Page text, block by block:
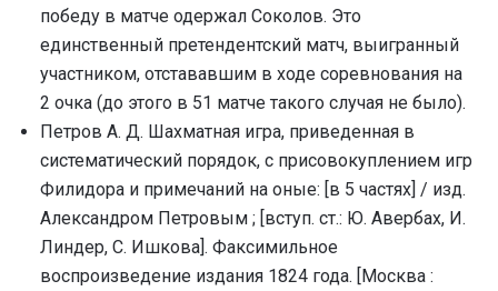
победу в матче одержал Соколов. Это
единственный претендентский матч, выигранный
участником, отстававшим в ходе соревнования на
2 очка (до этого в 51 матче такого случая не было).
Петров А. Д. Шахматная игра, приведенная в
систематический порядок, с присовокуплением игр
Филидора и примечаний на оные: [в 5 частях] / изд.
Александром Петровым ; [вступ. ст.: Ю. Авербах, И.
Линдер, С. Ишкова]. Факсимильное
воспроизведение издания 1824 года. [Москва :